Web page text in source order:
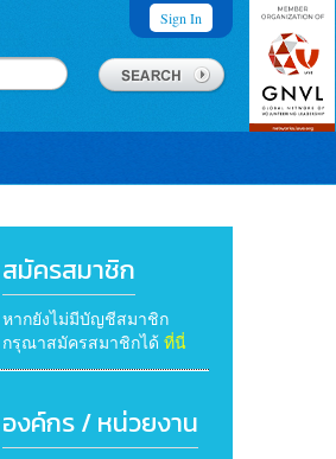
Sign In
สมัครสมาชิก
หากยังไม่มีบัญชีสมาชิก
กรุณาสมัครสมาชิกได้ ที่นี่
องค์กร / หน่วยงาน